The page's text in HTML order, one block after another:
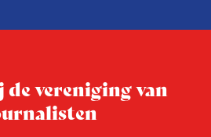
vereniging van